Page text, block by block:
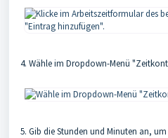
4. Wähle im Dropdown-Menü
5. Gib die Stunden und Minuten an,